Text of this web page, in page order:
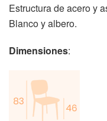
Estructura de acero y
Blanco y albero.
Dimensiones: